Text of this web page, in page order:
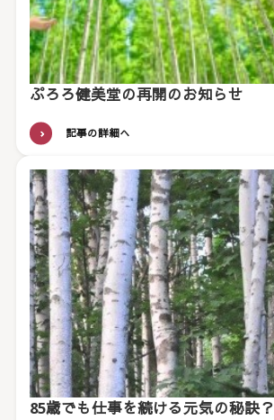
ぷろろ健美堂の再開のお知らせ
記事の詳細へ
85歳でも仕事を続ける元気の秘訣？